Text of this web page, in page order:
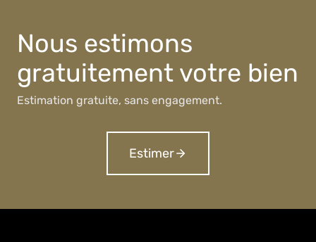
Nous estimons
gratuitement votre bien
Estimation gratuite, sans engagement.
Estimer